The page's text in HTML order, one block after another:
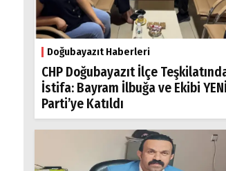
Doğubayazıt Haberleri
CHP Doğubayazıt İlçe
İstifa: Bayram İlbuğa ve Ekibi YENİ
Parti’ye Katıldı